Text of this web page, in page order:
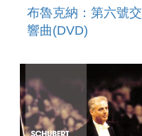
布魯克納：第六號交
響曲(DVD)
SYMPHONY NO. 6